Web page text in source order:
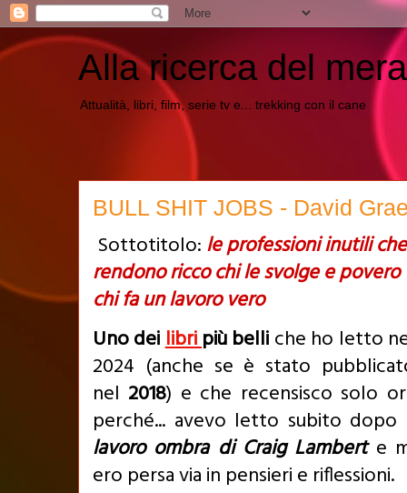
Alla ricerca del
Attualità, libri, film, serie tv e... trekking con il cane
BULL SHIT JOBS - David
Sottotitolo: le professioni inutili che
rendono ricco chi le svolge e povero
chi fa un lavoro vero
Uno deilibripiù belli che ho letto
2024 (anche se è stato
nel 2018) e che recensisco solo
perché... avevo letto subito dopo
lavoro ombra di Craig Lamberte
ero persa via in pensieri e riflessioni.